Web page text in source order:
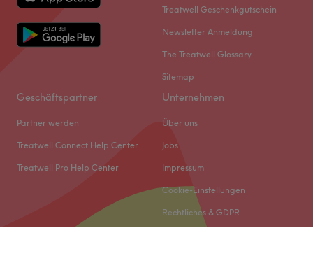
Treatwell Geschenkgutschein
Newsletter Anmeldung
The Treatwell Glossary
Sitemap
Geschäftspartner
Partner werden
Treatwell Connect Help Center
Treatwell Pro Help Center
Unternehmen
Über uns
Jobs
Impressum
Cookie-Einstellungen
Rechtliches & GDPR